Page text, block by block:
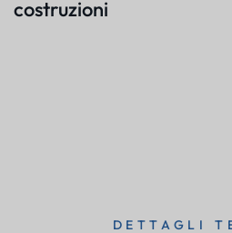
costruzioni
DETTAGLI